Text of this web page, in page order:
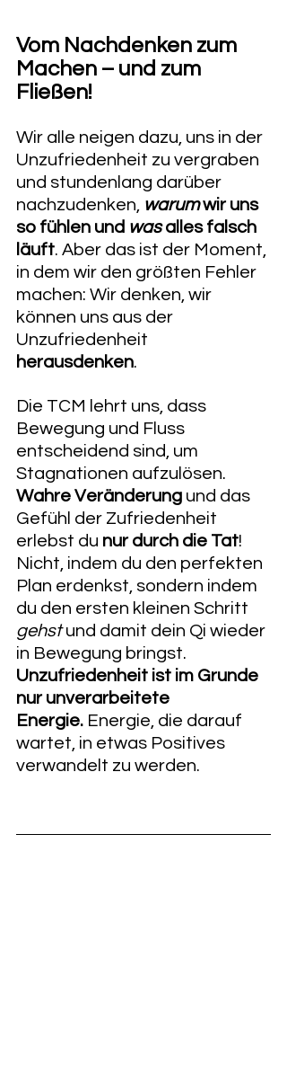
​Vom Nachdenken zum
Machen – und zum
Fließen!
​Wir alle neigen dazu, uns in der
Unzufriedenheit zu vergraben
und stundenlang darüber
nachzudenken, warum wir uns
so fühlen und was alles falsch
läuft. Aber das ist der Moment,
in dem wir den größten Fehler
machen: Wir denken, wir
können uns aus der
Unzufriedenheit
herausdenken.
​Die TCM lehrt uns, dass
Bewegung und Fluss
entscheidend sind, um
Stagnationen aufzulösen.
Wahre Veränderung und das
Gefühl der Zufriedenheit
erlebst du nur durch die Tat!
Nicht, indem du den perfekten
Plan erdenkst, sondern indem
du den ersten kleinen Schritt
gehst und damit dein Qi wieder
in Bewegung bringst.
Unzufriedenheit ist im Grunde
nur unverarbeitete
Energie. Energie, die darauf
wartet, in etwas Positives
verwandelt zu werden.